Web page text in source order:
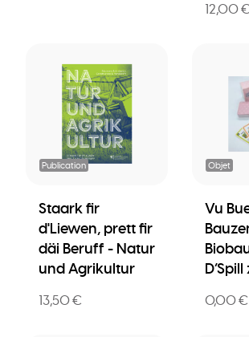
12,00 €
Publication
Staark fir
d'Liewen, prett fir
däi Beruff - Natur
und Agrikultur
13,50 €
Objet
Vu
0,00 €